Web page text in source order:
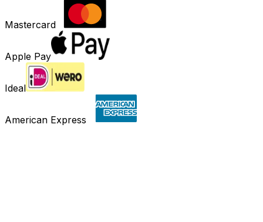
Mastercard
Apple Pay
Ideal
American Express